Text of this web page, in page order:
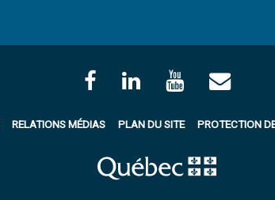
RELATIONS MÉDIAS PLAN DU SITE PROTECTION